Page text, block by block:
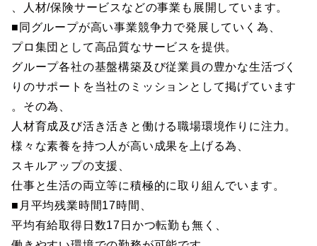
、人材/保険サービスなどの事業も展開しています。
■同グループが高い事業競争力で発展していく為、
プロ集団として高品質なサービスを提供。
グループ各社の基盤構築及び従業員の豊かな生活づく
りのサポートを当社のミッションとして掲げています
。その為、
人材育成及び活き活きと働ける職場環境作りに注力。
様々な素養を持つ人が高い成果を上げる為、
スキルアップの支援、
仕事と生活の両立等に積極的に取り組んでいます。
■月平均残業時間17時間、
平均有給取得日数17日かつ転勤も無く、